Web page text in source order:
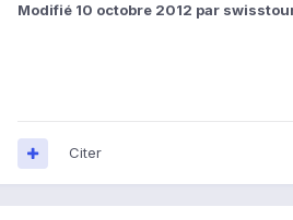
Modifié 10 octobre 2012 par
Citer